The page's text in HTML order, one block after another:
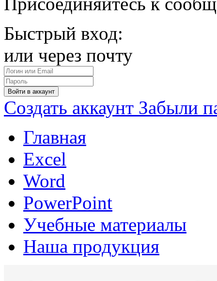
Быстрый вход:
или через почту
Войти в аккаунт
Создать аккаунт Забыли
Главная
Excel
Word
PowerPoint
Учебные материалы
Наша продукция